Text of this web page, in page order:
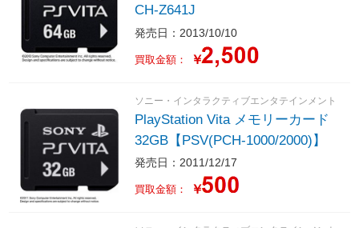
CH-Z641J
発売日：2013/10/10
買取金額： ￥
ソニー・インタラクティブエンタテインメント
PlayStation Vita メモリーカード
32GB【PSV(PCH-1000/2000)】
発売日：2011/12/17
買取金額： ￥